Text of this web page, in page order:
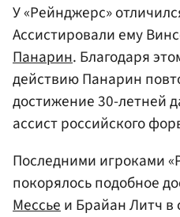
У «Рейнджерс»
Ассистировали ему
Панарин. Благодаря
действию Панарин
достижение 30-летней
ассист российского
Последними игроками
покорялось подобное
Мессьеи Брайан Литч в